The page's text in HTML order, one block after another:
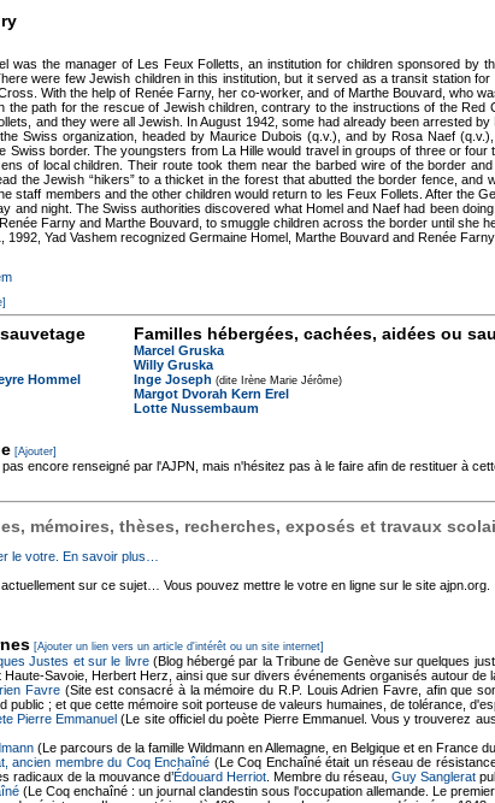
was the manager of Les Feux Folletts, an institution for children sponsored
were few Jewish children in this institution, but it served as a transit station
With the help of Renée Farny, her co-worker, and of Marthe Bouvard, who
the path for the rescue of Jewish children, contrary to the instructions of the
and they were all Jewish. In August 1942, some had already been arrested
Swiss organization, headed by Maurice Dubois (q.v.), and by Rosa Naef
Swiss border. The youngsters from La Hille would travel in groups of three or
of local children. Their route took them near the barbed wire of the border
the Jewish “hikers” to a thicket in the forest that abutted the border fence,
staff members and the other children would return to les Feux Follets. After the
and night. The Swiss authorities discovered what Homel and Naef had been
Farny and Marthe Bouvard, to smuggle children across the border until she
1992, Yad Vashem recognized Germaine Homel, Marthe Bouvard and Renée
Hommel
Familles hébergées, cachées, aidées ou
Marcel Gruska
Willy Gruska
Inge Joseph (dite Irène Marie Jérôme)
Margot Dvorah Kern Erel
Lotte Nussembaum
[Ajouter]
encore renseigné par l'AJPN, mais n'hésitez pas à le faire afin de restituer à
mémoires, thèses, recherches, exposés et travaux
le votre. En savoir plus…
sur ce sujet… Vous pouvez mettre le votre en ligne sur le site ajpn.org.
[Ajouter un lien vers un article d'intérêt ou un site internet]
Justes et sur le livre (Blog hébergé par la Tribune de Genève sur quelques
Haute-Savoie, Herbert Herz, ainsi que sur divers événements organisés autour
Favre(Site est consacré à la mémoire du R.P. Louis Adrien Favre, afin que
public ; et que cette mémoire soit porteuse de valeurs humaines, de tolérance,
Pierre Emmanuel (Le site officiel du poète Pierre Emmanuel. Vous y trouverez
(Le parcours de la famille Wildmann en Allemagne, en Belgique et en France
ancien membre du Coq Enchaîné (Le Coq Enchaîné était un réseau de
radicaux de la mouvance d’Édouard Herriot . Membre du réseau, Guy Sanglerat
(Le Coq enchaîné : un journal clandestin sous l'occupation allemande. Le